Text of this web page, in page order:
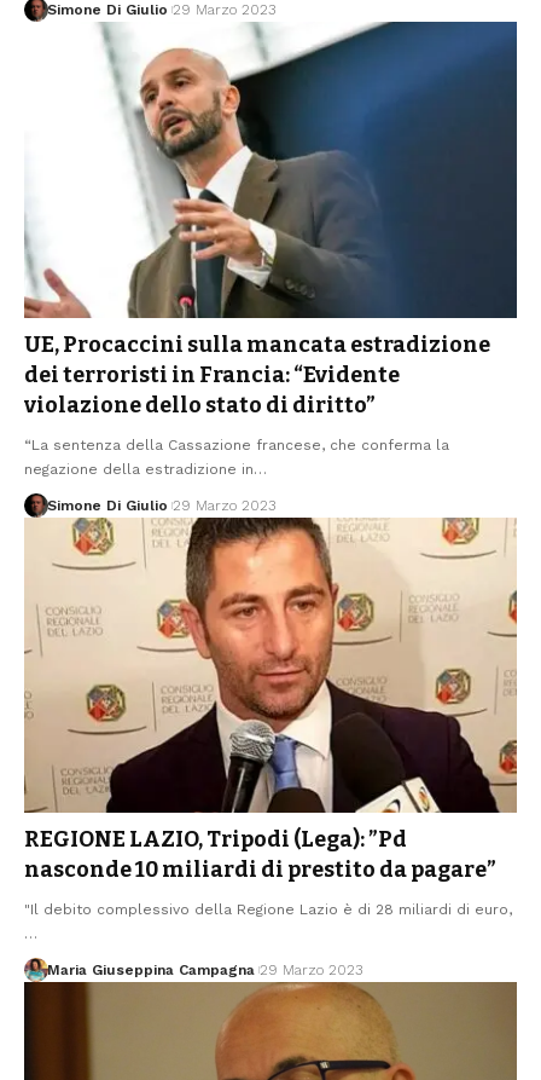
Simone Di Giulio 29 Marzo 2023
UE, Procaccini sulla mancata estradizione
dei terroristi in Francia: “Evidente
violazione dello stato di diritto”
“La sentenza della Cassazione francese, che conferma la
negazione della estradizione in…
Simone Di Giulio 29 Marzo 2023
REGIONE LAZIO, Tripodi (Lega): ”Pd
nasconde 10 miliardi di prestito da pagare”
"Il debito complessivo della Regione Lazio è di 28 miliardi di euro,
…
Maria Giuseppina Campagna 29 Marzo 2023